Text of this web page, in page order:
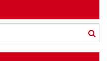
Cerca